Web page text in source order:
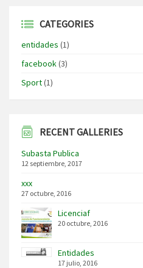
CATEGORIES
entidades (1)
facebook(3)
Sport(1)
RECENT GALLERIES
Subasta Publica
12 septiembre, 2017
xxx
27 octubre, 2016
Licenciaf
20 octubre, 2016
Entidades
17 julio, 2016